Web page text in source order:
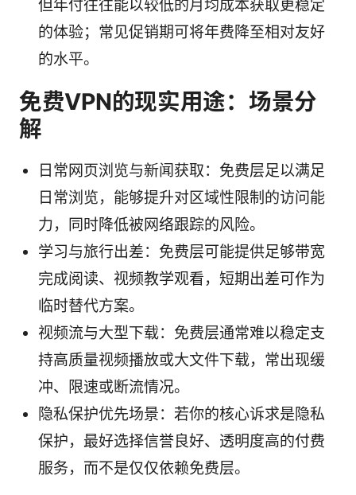
但年付往往能以较低的月均成本获取更稳定
的体验；常见促销期可将年费降至相对友好
的水平。
免费VPN的现实用途：场景分
解
日常网页浏览与新闻获取：免费层足以满足
日常浏览，能够提升对区域性限制的访问能
力，同时降低被网络跟踪的风险。
学习与旅行出差：免费层可能提供足够带宽
完成阅读、视频教学观看，短期出差可作为
临时替代方案。
视频流与大型下载：免费层通常难以稳定支
持高质量视频播放或大文件下载，常出现缓
冲、限速或断流情况。
隐私保护优先场景：若你的核心诉求是隐私
保护，最好选择信誉良好、透明度高的付费
服务，而不是仅仅依赖免费层。